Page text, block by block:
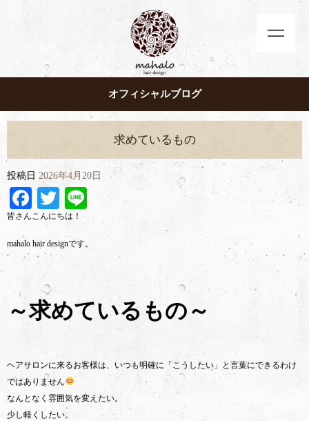
オフィシャルブログ
求めているもの
投稿日 2026年4月20日
Facebook
Twitter
Line
皆さんこんにちは！
mahalo hair designです。
～求めているもの～
ヘアサロンに来るお客様は、いつも明確に「こうしたい」と言葉にできるわけ
ではありません
なんとなく雰囲気を変えたい。
少し軽くしたい。